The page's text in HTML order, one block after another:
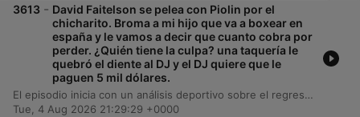
3613 - David Faitelson se pelea con Piolin por el
chicharito. Broma a mi hijo que va a boxear en
españa y le vamos a decir que cuanto cobra por
perder. ¿Quién tiene la culpa? una taquería le
quebró el diente al DJ y el DJ quiere que le
paguen 5 mil dólares.
El episodio inicia con un análisis deportivo sobre el regreso de Chicharito al fútbol, la recuperación del portero Malagón y la relevancia de la Leagues Cup. También se abordan temas de actualidad en México, como la noticia de una pensión alimenticia para una mascota. En la sección de comunidad, los conductores comparten anécdotas sobre un accidente dental por un hueso en un taco de barbacoa y debaten responsabilidades legales. El programa concluye con historias de emprendimiento, presentaciones musicales y llamadas de ayuda para familias que enfrentan dificultades migratorias y económicas.
Tue, 4 Aug 2026 21:29:29 +0000